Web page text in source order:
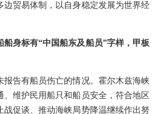
贸易体制，以自身稳定发展为世界经
身标有“中国船东及船员”字样，甲板
告有船员伤亡的情况。霍尔木兹海峡
维护民用船只和船员安全，符合地区
促谈、推动海峡局势降温继续作出努